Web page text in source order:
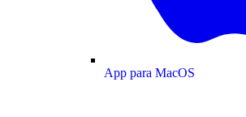
App para MacOS